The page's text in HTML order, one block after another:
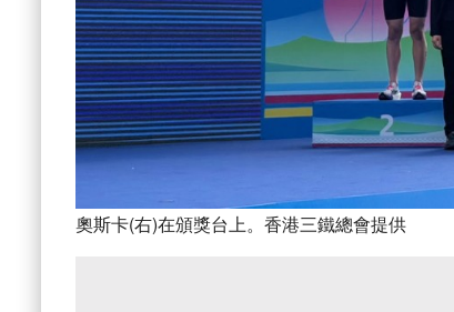
奧斯卡(右)在頒獎台上。香港三鐵總會提供